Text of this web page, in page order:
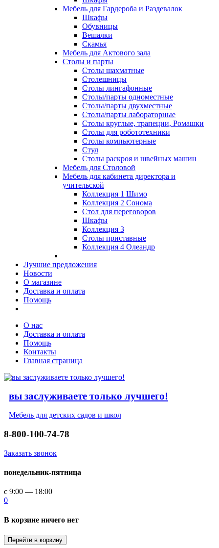
Мебель для Гардероба и Раздевалок
Шкафы
Обувницы
Вешалки
Скамья
Мебель для Актового зала
Столы и парты
Столы шахматные
Столешницы
Столы лингафонные
Столы/парты одноместные
Столы/парты двухместные
Столы/парты лабораторные
Столы круглые, трапеции, Ромашки
Столы для робототехники
Столы компьютерные
Стул
Столы раскроя и швейных машин
Мебель для Столовой
Мебель для кабинета директора и
учительской
Коллекция 1 Шимо
Коллекция 2 Сонома
Стол для переговоров
Шкафы
Коллекция 3
Столы приставные
Коллекция 4 Олеандр
Лучшие предложения
Новости
О магазине
Доставка и оплата
Помощь
О нас
Доставка и оплата
Помощь
Контакты
Главная страница
вы заслуживаете только лучшего!
Мебель для детских садов и школ
8-800-100-74-78
Заказать звонок
понедельник-пятница
с 9:00 — 18:00
0
В корзине ничего нет
Перейти в корзину